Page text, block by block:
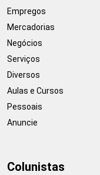
Empregos
Mercadorias
Negócios
Serviços
Diversos
Aulas e Cursos
Pessoais
Anuncie
Colunistas